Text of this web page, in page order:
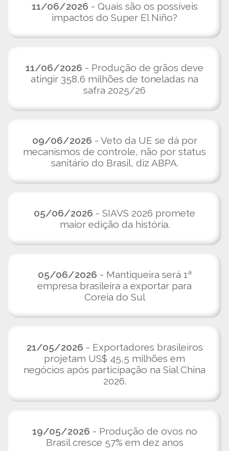
11/06/2026 - Quais são os possíveis
impactos do Super El Niño?
11/06/2026 - Produção de grãos deve
atingir 358,6 milhões de toneladas na
safra 2025/26
09/06/2026 - Veto da UE se dá por
mecanismos de controle, não por status
sanitário do Brasil, diz ABPA.
05/06/2026 - SIAVS 2026 promete
maior edição da história.
05/06/2026 - Mantiqueira será 1ª
empresa brasileira a exportar para
Coreia do Sul
21/05/2026 - Exportadores brasileiros
projetam US$ 45,5 milhões em
negócios após participação na Sial China
2026.
19/05/2026 - Produção de ovos no
Brasil cresce 57% em dez anos